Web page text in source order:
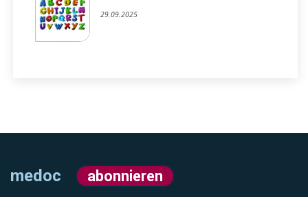
29.09.2025
medoc abonnieren